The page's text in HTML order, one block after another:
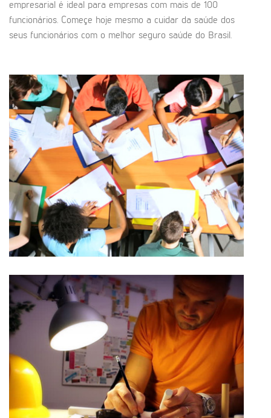
empresarial é ideal para empresas com mais de 100
funcionários. Começe hoje mesmo a cuidar da saúde dos
seus funcionários com o melhor seguro saúde do Brasil.